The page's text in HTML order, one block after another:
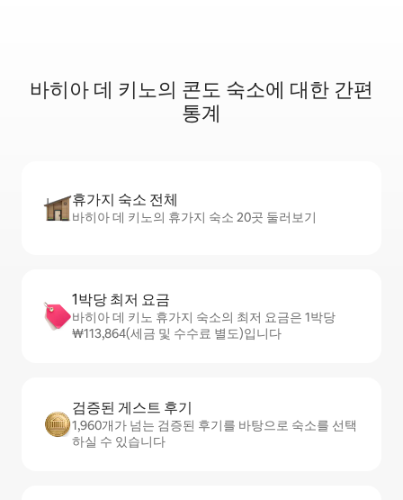
바히아 데 키노의 콘도 숙소에 대한 간편
통계
휴가지 숙소 전체
바히아 데 키노의 휴가지 숙소 20곳 둘러보기
1박당 최저 요금
바히아 데 키노 휴가지 숙소의 최저 요금은 1박당
₩113,864(세금 및 수수료 별도)입니다
검증된 게스트 후기
1,960개가 넘는 검증된 후기를 바탕으로 숙소를 선택
하실 수 있습니다